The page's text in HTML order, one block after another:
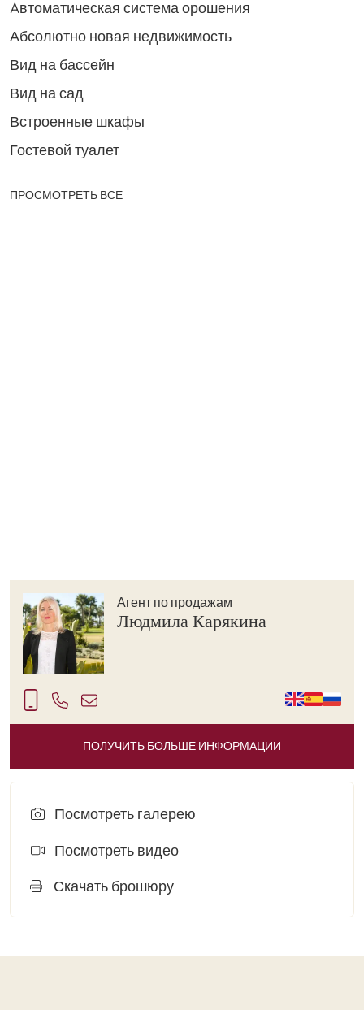
Aвтоматическая система орошения
Абсолютно новая недвижимость
Вид на бассейн
Вид на сад
Встроенные шкафы
Гостевой туалет
ПРОСМОТРЕТЬ ВСЕ
Агент по продажам
Людмила Карякина
ПОЛУЧИТЬ БОЛЬШЕ ИНФОРМАЦИИ
Посмотреть галерею
Посмотреть видео
Скачать брошюру